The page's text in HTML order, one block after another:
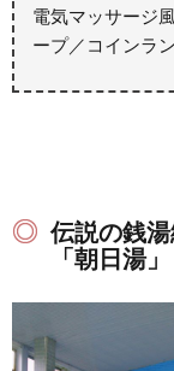
電気マッサージ
ープ／コインラ
伝説の銭
「朝日湯」